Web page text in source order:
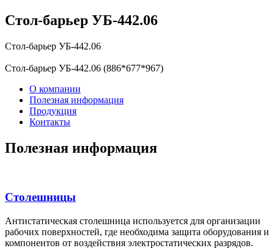
Стол-барьер УБ-442.06
Стол-барьер УБ-442.06
Стол-барьер УБ-442.06 (886*677*967)
О компании
Полезная информация
Продукция
Контакты
Полезная информация
Столешницы
Антистатическая столешница используется для организации
рабочих поверхностей, где необходима защита оборудования и
компонентов от воздействия электростатических разрядов.